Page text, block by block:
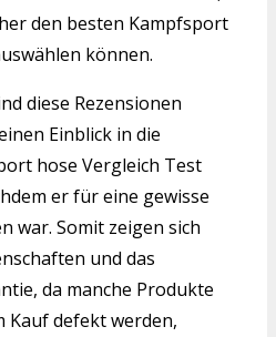
den besten Kampfsport
können.
diese Rezensionen
Einblick in die
hose Vergleich Test
er für eine gewisse
war. Somit zeigen sich
und das
da manche Produkte
Kauf defekt werden,